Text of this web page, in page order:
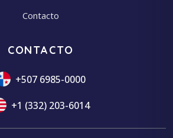
Contacto
CONTACTO
+507 6985-0000
+1 (332) 203-6014